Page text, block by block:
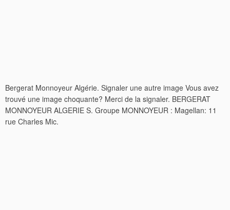
Bergerat Monnoyeur Algérie. Signaler une autre image Vous avez
trouvé une image choquante? Merci de la signaler. BERGERAT
MONNOYEUR ALGERIE S. Groupe MONNOYEUR : Magellan: 11
rue Charles Mic.